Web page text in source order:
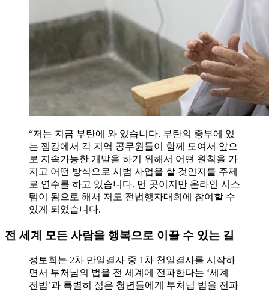
“저는 지금 부탄에 와 있습니다. 부탄의 중부에 있
는 젬강에서 각 지역 공무원들이 함께 모여서 앞으
로 지속가능한 개발을 하기 위해서 어떤 원칙을 가
지고 어떤 방식으로 시범 사업을 할 것인지를 주제
로 연수를 하고 있습니다. 먼 곳이지만 온라인 시스
템이 됨으로 해서 저도 전법행자대회에 참여할 수
있게 되었습니다.
전 세계 모든 사람을 행복으로 이끌 수 있는 길
정토회는 2차 만일결사 중 1차 천일결사를 시작하
면서 부처님의 법을 전 세계에 전파한다는 ‘세계
전법’과 특별히 젊은 청년들에게 부처님 법을 전파